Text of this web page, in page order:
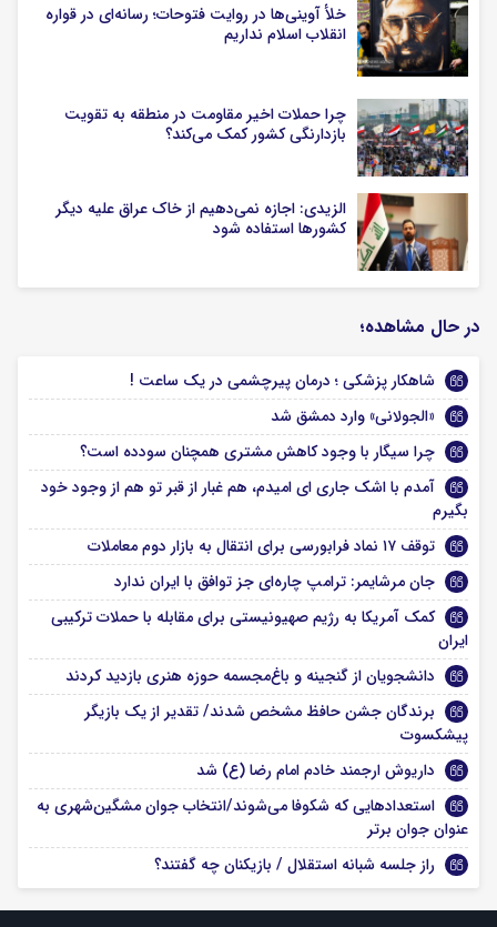
خلأ آوینی‌ها در روایت فتوحات؛ رسانه‌ای در قواره
انقلاب اسلام نداریم
چرا حملات اخیر مقاومت در منطقه به تقویت
بازدارنگی کشور کمک می‌کند؟
الزیدی: اجازه نمی‌دهیم از خاک عراق علیه دیگر
کشورها استفاده شود
در حال مشاهده؛
شاهکار پزشکی ؛ درمان پیرچشمی در یک ساعت !
«الجولانی» وارد دمشق شد
چرا سیگار با وجود کاهش مشتری همچنان سودده است؟
آمدم با اشک جاری ای امیدم، هم غبار از قبر تو هم از وجود خود
بگیرم
توقف ۱۷ نماد فرابورسی برای انتقال به بازار دوم معاملات
جان مرشایمر: ترامپ چاره‌ای جز توافق با ایران ندارد
کمک آمریکا به رژیم صهیونیستی برای مقابله با حملات ترکیبی
ایران
دانشجویان از گنجینه و باغ‌مجسمه حوزه هنری بازدید کردند
برندگان جشن حافظ مشخص شدند/ تقدیر از یک بازیگر
پیشکسوت
داریوش ارجمند خادم امام رضا (ع) شد
استعدادهایی که شکوفا می‌شوند/انتخاب جوان مشگین‌شهری به
عنوان جوان برتر
راز جلسه شبانه استقلال / بازیکنان چه گفتند؟